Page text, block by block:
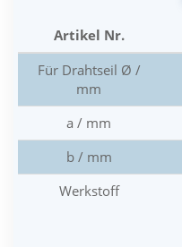
Artikel Nr.
Für Drahtseil Ø /
mm
a / mm
b / mm
Werkstoff